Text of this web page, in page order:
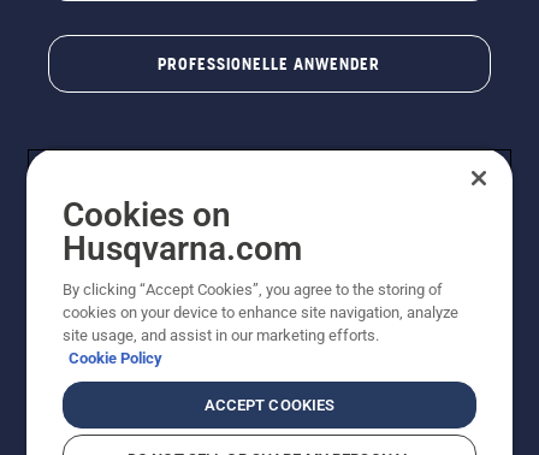
PROFESSIONELLE ANWENDER
© Husqvarna AB (publ). Alle Rechte vorbehalten. Bei
den Preisangaben handelt es sich um unverbindliche
Preisempfehlungen in Euro inkl. der gesetzlichen
Preisempfehlungen (inkl. MwSt), es sei denn sie sind für
den direkten Kauf verfügbar.
Cookies on
Husqvarna.com
By clicking “Accept Cookies”, you agree to the storing of
cookies on your device to enhance site navigation, analyze
site usage, and assist in our marketing efforts.
Cookie Policy
ACCEPT COOKIES